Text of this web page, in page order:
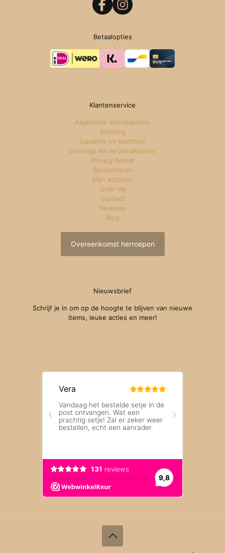
Betaalopties
Klantenservice
Algemene Voorwaarden
Betaling
Garantie en klachten
Levertijd en verzendkosten
Privacy Beleid
Retourneren
Mijn account
Over mij
Contact
Reviews
Blog
Overeenkomst herroepen
Nieuwsbrief
Schrijf je in om op de hoogte te blijven van nieuwe
items, leuke acties en meer!